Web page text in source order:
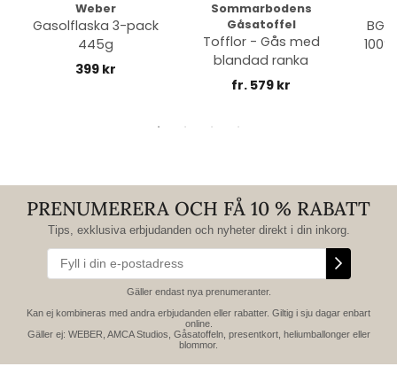
Weber
Gasolflaska 3-pack
445g
399 kr
Sommarbodens
Gåsatoffel
Tofflor - Gås med
blandad ranka
fr. 579 kr
PRENUMERERA OCH FÅ 10 % RABATT
Tips, exklusiva erbjudanden och nyheter direkt i din inkorg.
Gäller endast nya prenumeranter.
Kan ej kombineras med andra erbjudanden eller rabatter. Giltig i sju dagar enbart
online.
Gäller ej: WEBER, AMCA Studios, Gåsatoffeln, presentkort, heliumballonger eller
blommor.